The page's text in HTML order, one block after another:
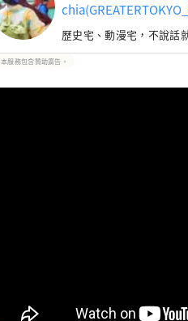
歷史宅、動漫宅，不說話
本服務包含贊助廣告。